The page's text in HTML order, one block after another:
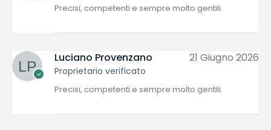
Precisi, competenti e sempre molto gentili.
Luciano Provenzano
Proprietario verificato
21 Giugno 2026
Precisi, competenti e sempre molto gentili.